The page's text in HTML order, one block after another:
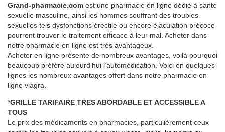
Grand-pharmacie.com est une pharmacie en ligne dédié à sante
sexuelle masculine, ainsi les hommes souffrant des troubles
sexuelles tels dysfonctions érectile ou encore éjaculation précoce
pourront trouver le traitement efficace à leur mal. Acheter dans
notre pharmacie en ligne est très avantageux.
Acheter en ligne présente de nombreux avantages, voilà pourquoi
beaucoup préfère aujourd’hui l’automédication. Voici en quelques
lignes les nombreux avantages offert dans notre pharmacie en
ligne viagra.
*GRILLE TARIFAIRE TRES ABORDABLE ET ACCESSIBLE A
TOUS
Le prix des médicaments en pharmacies, particulièrement ceux